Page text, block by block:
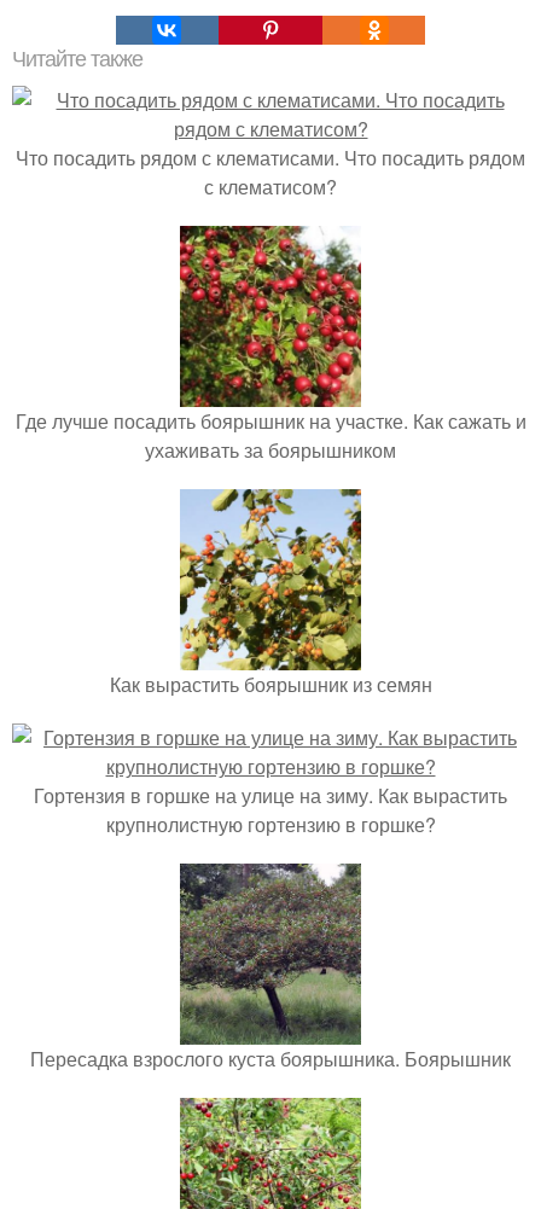
Читайте также
Что посадить рядом с клематисами. Что посадить рядом
с клематисом?
Где лучше посадить боярышник на участке. Как сажать и
ухаживать за боярышником
Как вырастить боярышник из семян
Гортензия в горшке на улице на зиму. Как вырастить
крупнолистную гортензию в горшке?
Пересадка взрослого куста боярышника. Боярышник